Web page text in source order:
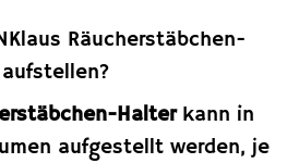
Räucherstäbchen-
Halterkann in
aufgestellt werden, je